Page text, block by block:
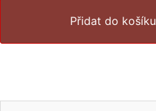
Přidat do košíku